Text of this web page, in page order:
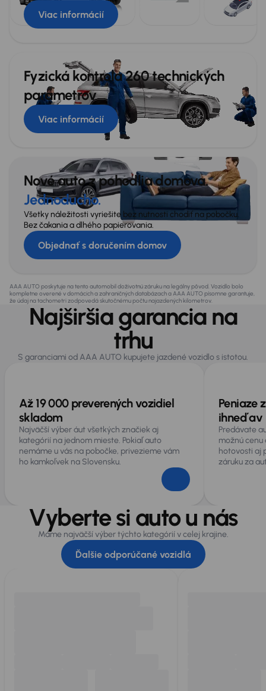
Viac informácií
Fyzická kontrola 260 technických
parametrov
Viac informácií
Nové auto z pohodlia domova.
Jednoducho.
Všetky náležitosti vyriešite bez nutnosti chodiť na pobočku.
Bez čakania a dlhého papierovania.
Objednať s doručením domov
AAA AUTO poskytuje na tento automobil doživotnú záruku na legálny pôvod. Vozidlo bolo
kompletne overené v domácich a zahraničných databázach a AAA AUTO písomne garantuje,
že údaj na tachometri zodpovedá skutočnému počtu najazdených kilometrov.
Najširšia garancia na
trhu
S garanciami od AAA AUTO kupujete jazdené vozidlo s istotou.
Až 19 000 preverených vozidiel
skladom
Najväčší výber áut všetkých značiek aj
kategórií na jednom mieste. Pokiaľ auto
nemáme u vás na pobočke, privezieme vám
ho kamkoľvek na Slovensku.
Peniaze
ihneď av
Predávate
možnú
hotovosti aj
záruku za
Vyberte si auto u nás
Máme najväčší výber týchto kategórií v celej krajine.
Ďalšie odporúčané vozidlá